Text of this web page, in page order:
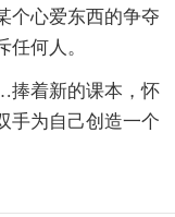
个心爱东西的争夺
何人。
着新的课本，怀
手为自己创造一个